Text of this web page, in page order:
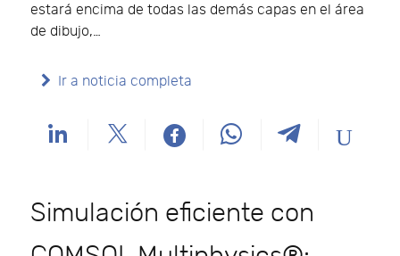
estará encima de todas las demás capas en el área
de dibujo,…
Ir a noticia completa
Simulación eficiente con